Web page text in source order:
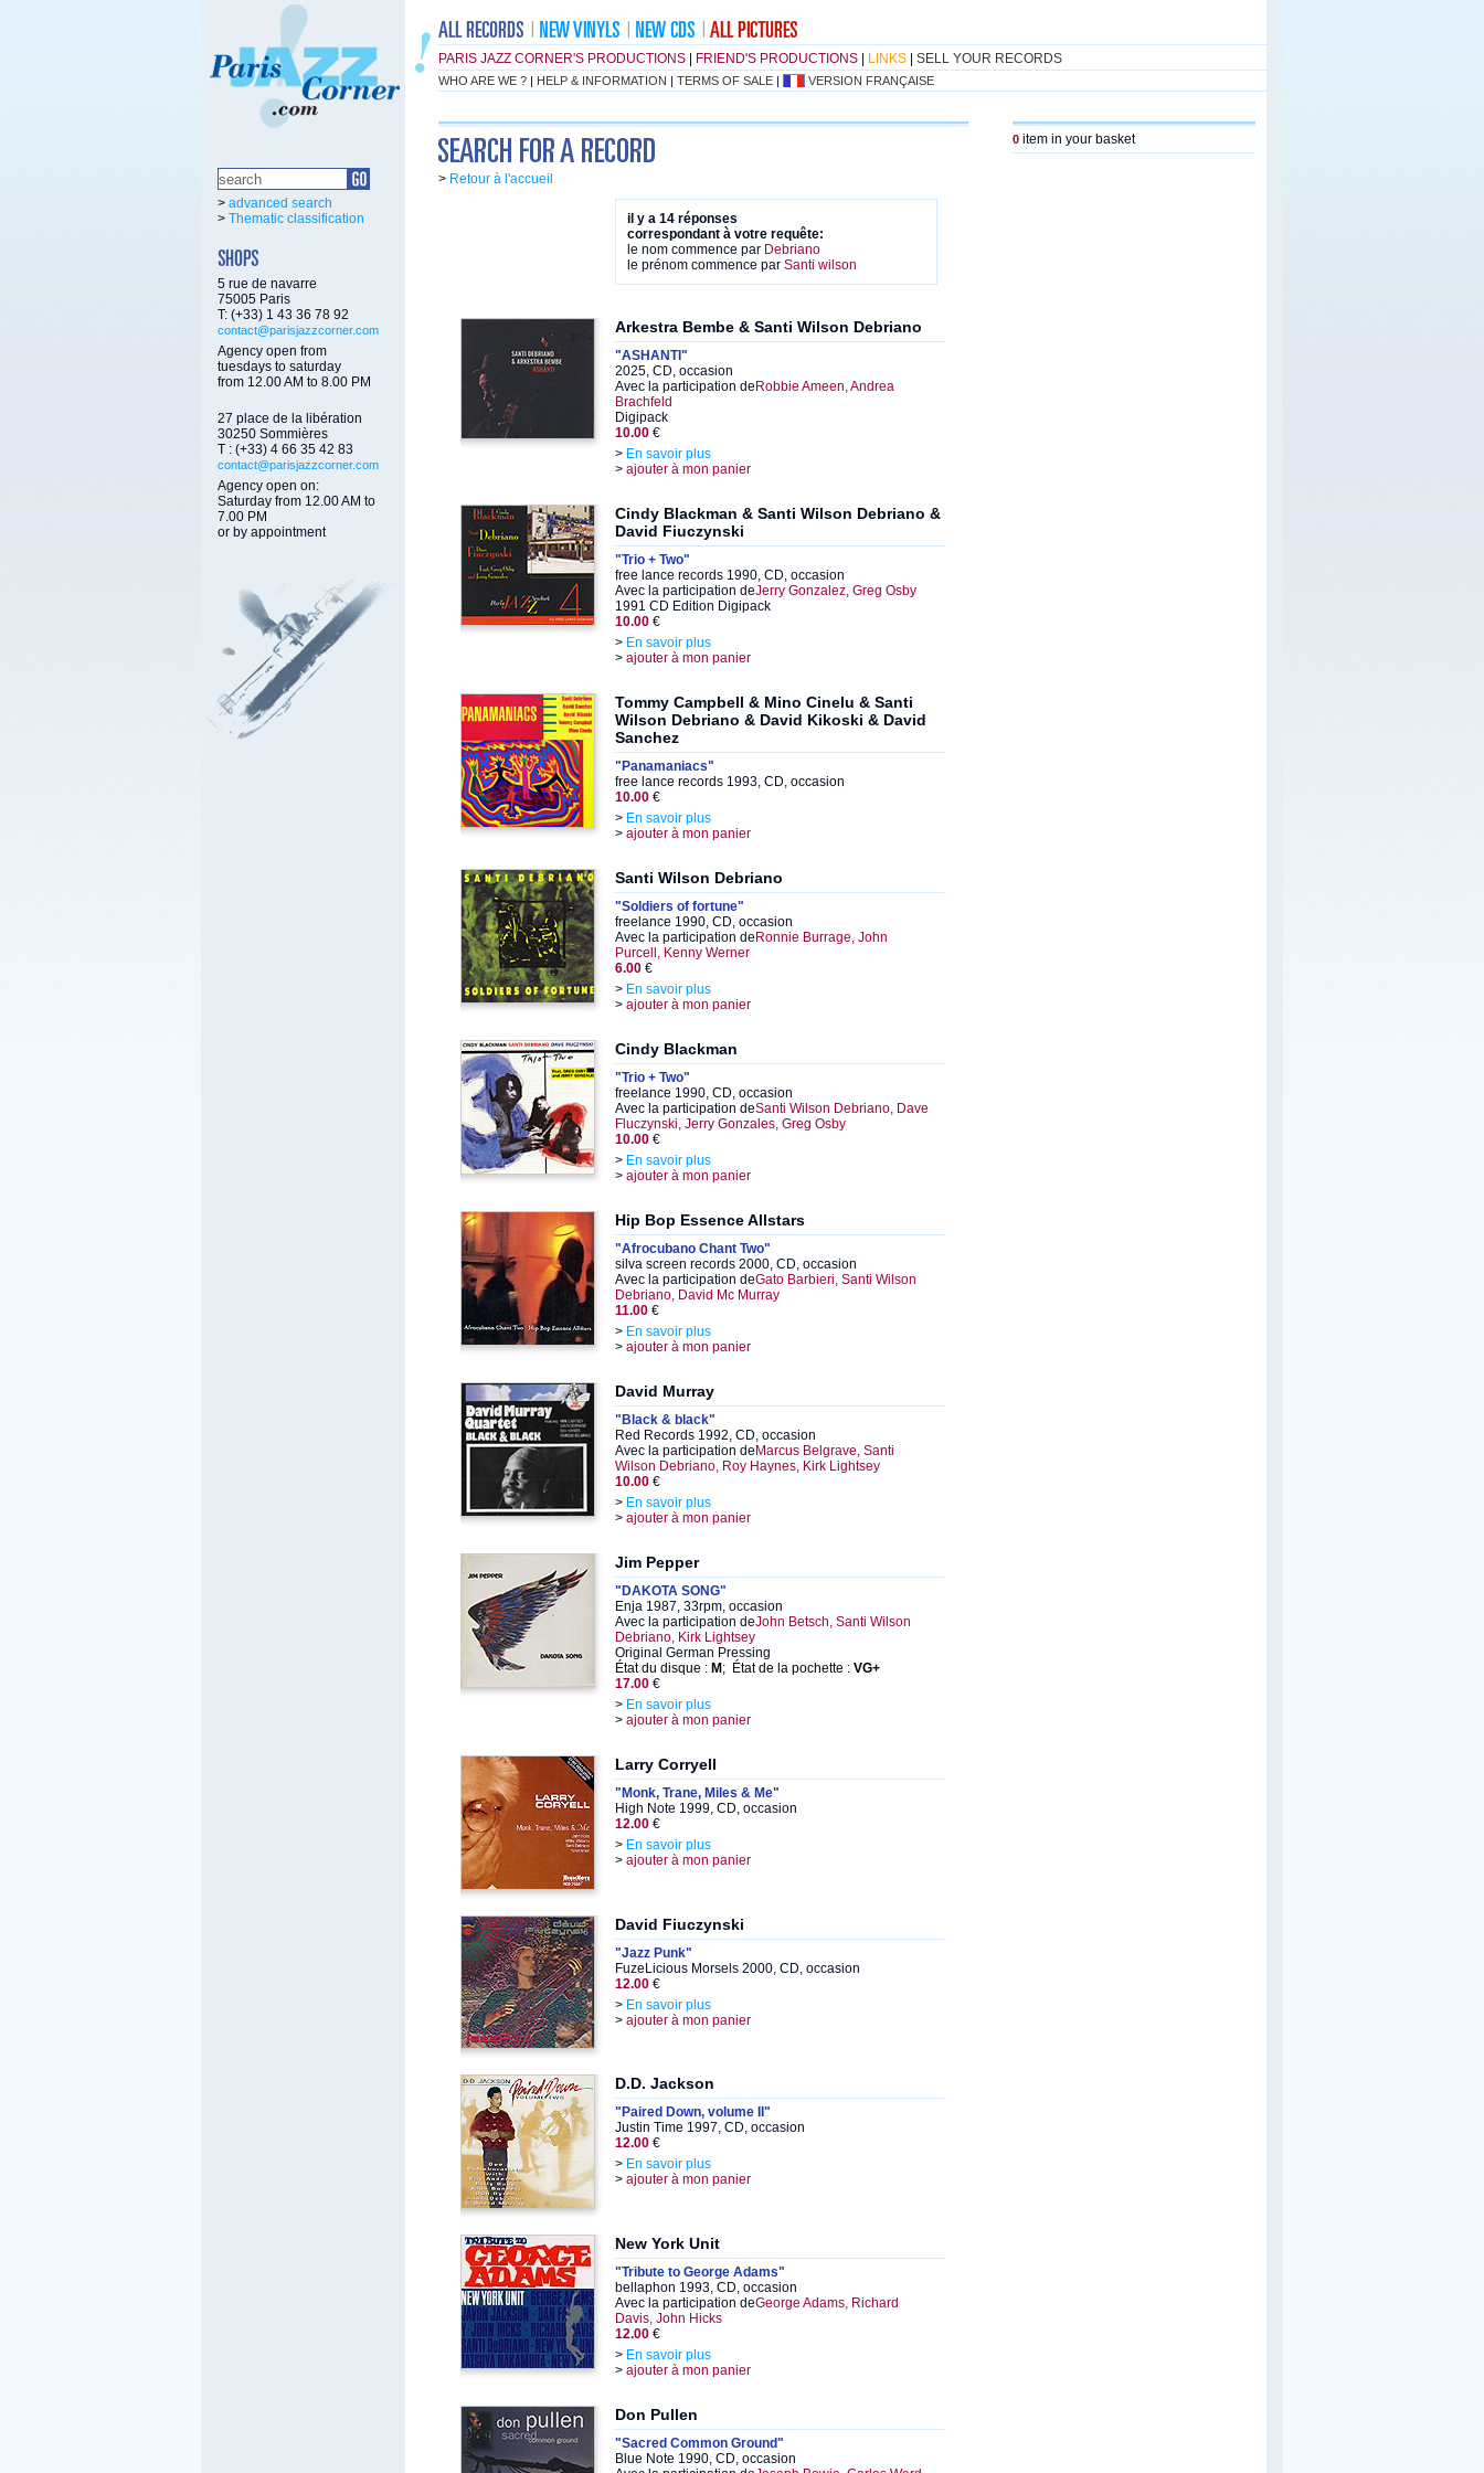
PARIS JAZZ CORNER'S PRODUCTIONS FRIEND'S PRODUCTIONS LINKS SELL YOUR RECORDS
WHO ARE WE ? | HELP & INFORMATION | TERMS OF SALE | VERSION FRANÇAISE
> advanced search
> Thematic classification
5 rue de navarre
75005 Paris
T: (+33) 1 43 36 78 92
contact@parisjazzcorner.com
Agency open from
tuesdays to saturday
from 12.00 AM to 8.00 PM
27 place de la libération
30250 Sommières
T : (+33) 4 66 35 42 83
contact@parisjazzcorner.com
Agency open on:
Saturday from 12.00 AM to
7.00 PM
or by appointment
> Retour à l'accueil
il y a 14 réponses
correspondant à votre requête:
le nom commence par Debriano
le prénom commence par Santi wilson
Arkestra Bembe & Santi Wilson Debriano
"ASHANTI"
2025, CD, occasion
Avec la participation de Robbie Ameen, Andrea
Brachfeld
Digipack
10.00 €
> En savoir plus
> ajouter à mon panier
Cindy Blackman & Santi Wilson Debriano &
David Fiuczynski
"Trio + Two"
free lance records 1990, CD, occasion
Avec la participation deJerry Gonzalez, Greg Osby
1991 CD Edition Digipack
10.00 €
> En savoir plus
> ajouter à mon panier
Tommy Campbell & Mino Cinelu & Santi
Wilson Debriano & David Kikoski & David
Sanchez
"Panamaniacs"
free lance records 1993, CD, occasion
10.00 €
> En savoir plus
> ajouter à mon panier
Santi Wilson Debriano
"Soldiers of fortune"
freelance 1990, CD, occasion
Avec la participation de Ronnie Burrage, John
Purcell, Kenny Werner
6.00 €
> En savoir plus
> ajouter à mon panier
Cindy Blackman
"Trio + Two"
freelance 1990, CD, occasion
Avec la participation deSanti Wilson Debriano, Dave
Fluczynski, Jerry Gonzales, Greg Osby
10.00 €
> En savoir plus
> ajouter à mon panier
Hip Bop Essence Allstars
"Afrocubano Chant Two"
silva screen records 2000, CD, occasion
Avec la participation deGato Barbieri, Santi Wilson
Debriano, David Mc Murray
11.00 €
> En savoir plus
> ajouter à mon panier
David Murray
"Black & black"
Red Records 1992, CD, occasion
Avec la participation de Marcus Belgrave, Santi
Wilson Debriano, Roy Haynes, Kirk Lightsey
10.00 €
> En savoir plus
> ajouter à mon panier
Jim Pepper
"DAKOTA SONG"
Enja 1987, 33rpm, occasion
Avec la participation deJohn Betsch, Santi Wilson
Debriano, Kirk Lightsey
Original German Pressing
État du disque : M ; État de la pochette : VG+
17.00 €
> En savoir plus
> ajouter à mon panier
Larry Corryell
"Monk, Trane, Miles & Me"
High Note 1999, CD, occasion
12.00 €
> En savoir plus
> ajouter à mon panier
David Fiuczynski
"Jazz Punk"
FuzeLicious Morsels 2000, CD, occasion
12.00 €
> En savoir plus
> ajouter à mon panier
D.D. Jackson
"Paired Down, volume II"
Justin Time 1997, CD, occasion
12.00 €
> En savoir plus
> ajouter à mon panier
New York Unit
"Tribute to George Adams"
bellaphon 1993, CD, occasion
Avec la participation deGeorge Adams, Richard
Davis, John Hicks
12.00 €
> En savoir plus
> ajouter à mon panier
Don Pullen
"Sacred Common Ground"
Blue Note 1990, CD, occasion
0 item in your basket